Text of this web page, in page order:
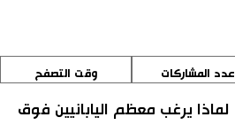
عدد المشاركات وقت التصفح
لماذا يرغب معظم اليابانيين فوق